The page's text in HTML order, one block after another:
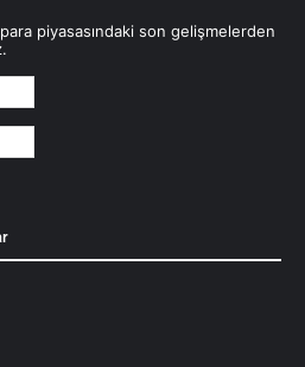
piyasasındaki son gelişmelerden